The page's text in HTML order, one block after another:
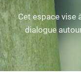
Cet espace vise
dialogue